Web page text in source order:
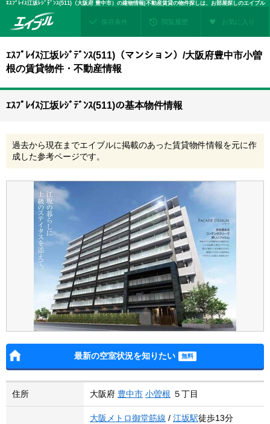
ｴｽﾌﾟﾚｲｽ江坂ﾚｼﾞﾃﾞﾝｽ(511)（大阪府 豊中市）の建物情報|不動産賃貸の物件探しは、お部屋探しのエイブル
保存条件 閲覧履歴 お気に入り
ｴｽﾌﾟﾚｲｽ江坂ﾚｼﾞﾃﾞﾝｽ(511)（マンション）/大阪府豊中市小曽
根の賃貸物件・不動産情報
ｴｽﾌﾟﾚｲｽ江坂ﾚｼﾞﾃﾞﾝｽ(511)の基本物件情報
過去から現在までエイブルに掲載のあった賃貸物件情報を元に作
成した参考ページです。
最新の空室状況を知りたい
住所 大阪府 豊中市 小曽根 ５丁目
大阪メトロ御堂筋線 / 江坂駅徒歩13分